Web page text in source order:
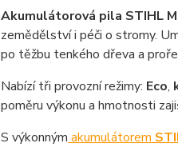
Akumulátorová pila STIHL
zemědělství i péči o stromy.
po těžbu tenkého dřeva a
Nabízí tři provozní režimy: Eco,
poměru výkonu a hmotnosti
S výkonným akumulátorem